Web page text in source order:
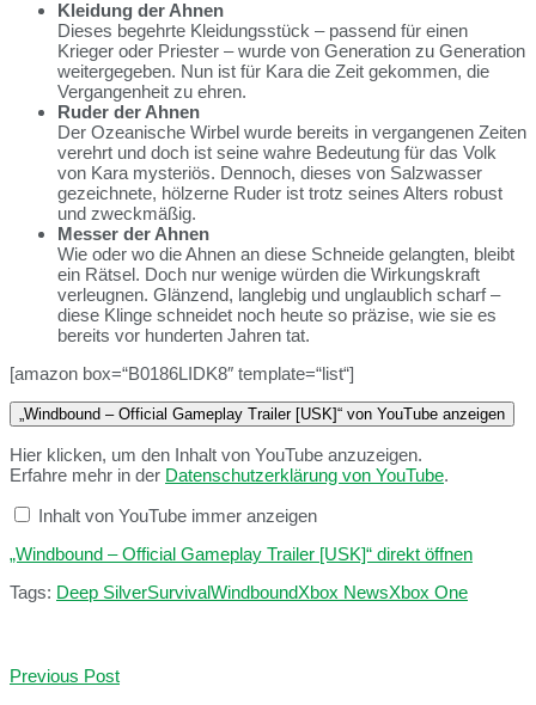
Kleidung der Ahnen
Dieses begehrte Kleidungsstück – passend für einen
Krieger oder Priester – wurde von Generation zu Generation
weitergegeben. Nun ist für Kara die Zeit gekommen, die
Vergangenheit zu ehren.
Ruder der Ahnen
Der Ozeanische Wirbel wurde bereits in vergangenen Zeiten
verehrt und doch ist seine wahre Bedeutung für das Volk
von Kara mysteriös. Dennoch, dieses von Salzwasser
gezeichnete, hölzerne Ruder ist trotz seines Alters robust
und zweckmäßig.
Messer der Ahnen
Wie oder wo die Ahnen an diese Schneide gelangten, bleibt
ein Rätsel. Doch nur wenige würden die Wirkungskraft
verleugnen. Glänzend, langlebig und unglaublich scharf –
diese Klinge schneidet noch heute so präzise, wie sie es
bereits vor hunderten Jahren tat.
[amazon box=“B0186LIDK8″ template=“list“]
„Windbound – Official Gameplay Trailer [USK]“ von YouTube anzeigen
Hier klicken, um den Inhalt von YouTube anzuzeigen.
Erfahre mehr in der Datenschutzerklärung von YouTube.
Inhalt von YouTube immer anzeigen
„Windbound – Official Gameplay Trailer [USK]“ direkt öffnen
Tags: Deep SilverSurvivalWindboundXbox NewsXbox One
Previous Post